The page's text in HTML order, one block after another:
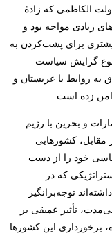
الکاظمی که زادۀ
زیادی مواجه بود و
برای پشت‌کردن به
گرایش سیاست
به روابط با عربستان و
زده است.
و بحرین با رژیم
مقابل، کشورهایی
خود را از دست
که در
توجه‌برانگیز
تأثیر عمیقی بر
برخورداری این کشورها